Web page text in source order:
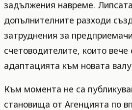
задължения навреме.
допълнителните разходи
затруднения за
счетоводителите, които вече
адаптацията към новата
Към момента не са
становища от Агенцията по